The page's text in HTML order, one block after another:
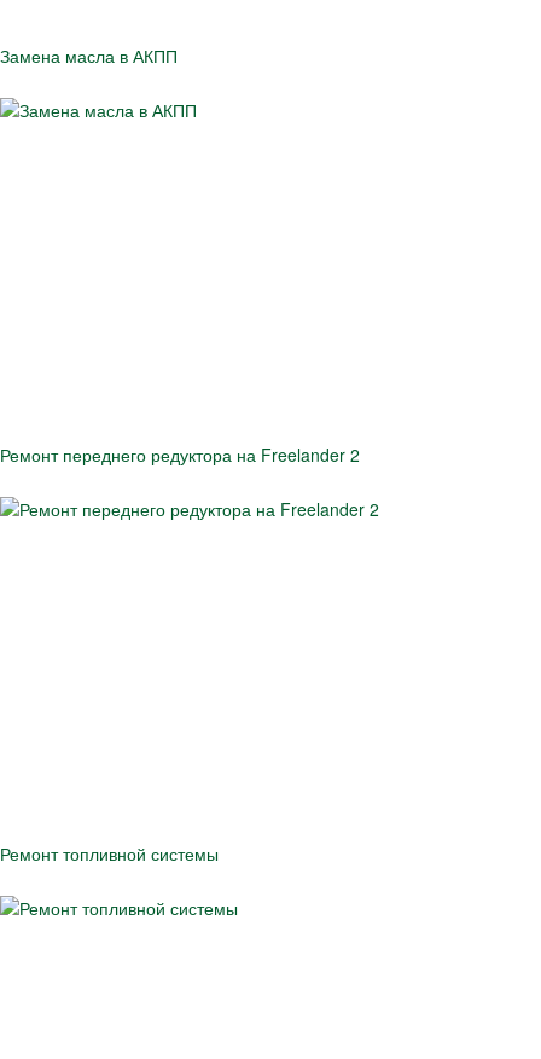
Замена масла в АКПП
Ремонт переднего редуктора на Freelander 2
Ремонт топливной системы